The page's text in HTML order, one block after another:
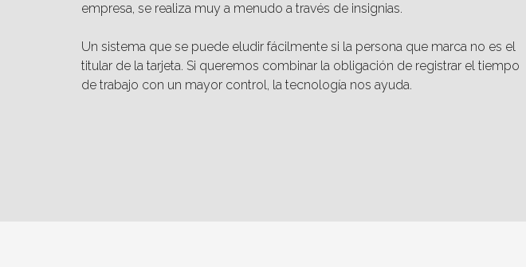
empresa, se realiza muy a menudo a través de insignias.
Un sistema que se puede eludir fácilmente si la persona que marca no es el
titular de la tarjeta. Si queremos combinar la obligación de registrar el tiempo
de trabajo con un mayor control, la tecnología nos ayuda.